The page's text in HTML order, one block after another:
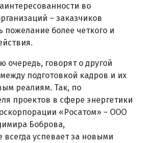
во
– заказчиков
пожелание более четкого и
очередь, говорят о другой
подготовкой кадров и их
реалиям. Так, по
проектов в сфере энергетики
«Росатом» – ООО
Боброва,
успевает за новыми